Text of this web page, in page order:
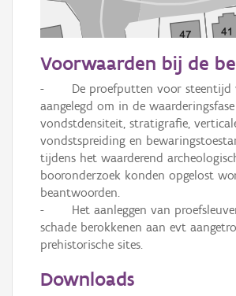
Informatie Vlaanderen
i
+ −
Basis Lagen
Voorwaarden bij de
-	De proefputten voor steentijd worden
aangelegd om in de
vondstdensiteit, stratigrafie,
vondstspreiding en
tijdens het waarderend
booronderzoek konden opgelost
beantwoorden.
-	Het aanleggen van proefsleuven mag geen
schade berokkenen aan evt
prehistorische sites.
Downloads